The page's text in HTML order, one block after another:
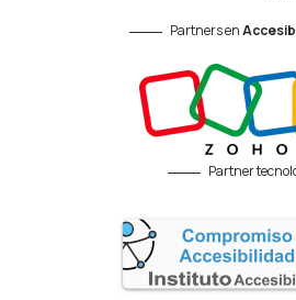
Partners en
Partner